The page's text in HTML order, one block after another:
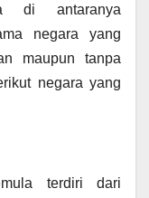
di antaranya
negara yang
maupun tanpa
negara yang
terdiri dari